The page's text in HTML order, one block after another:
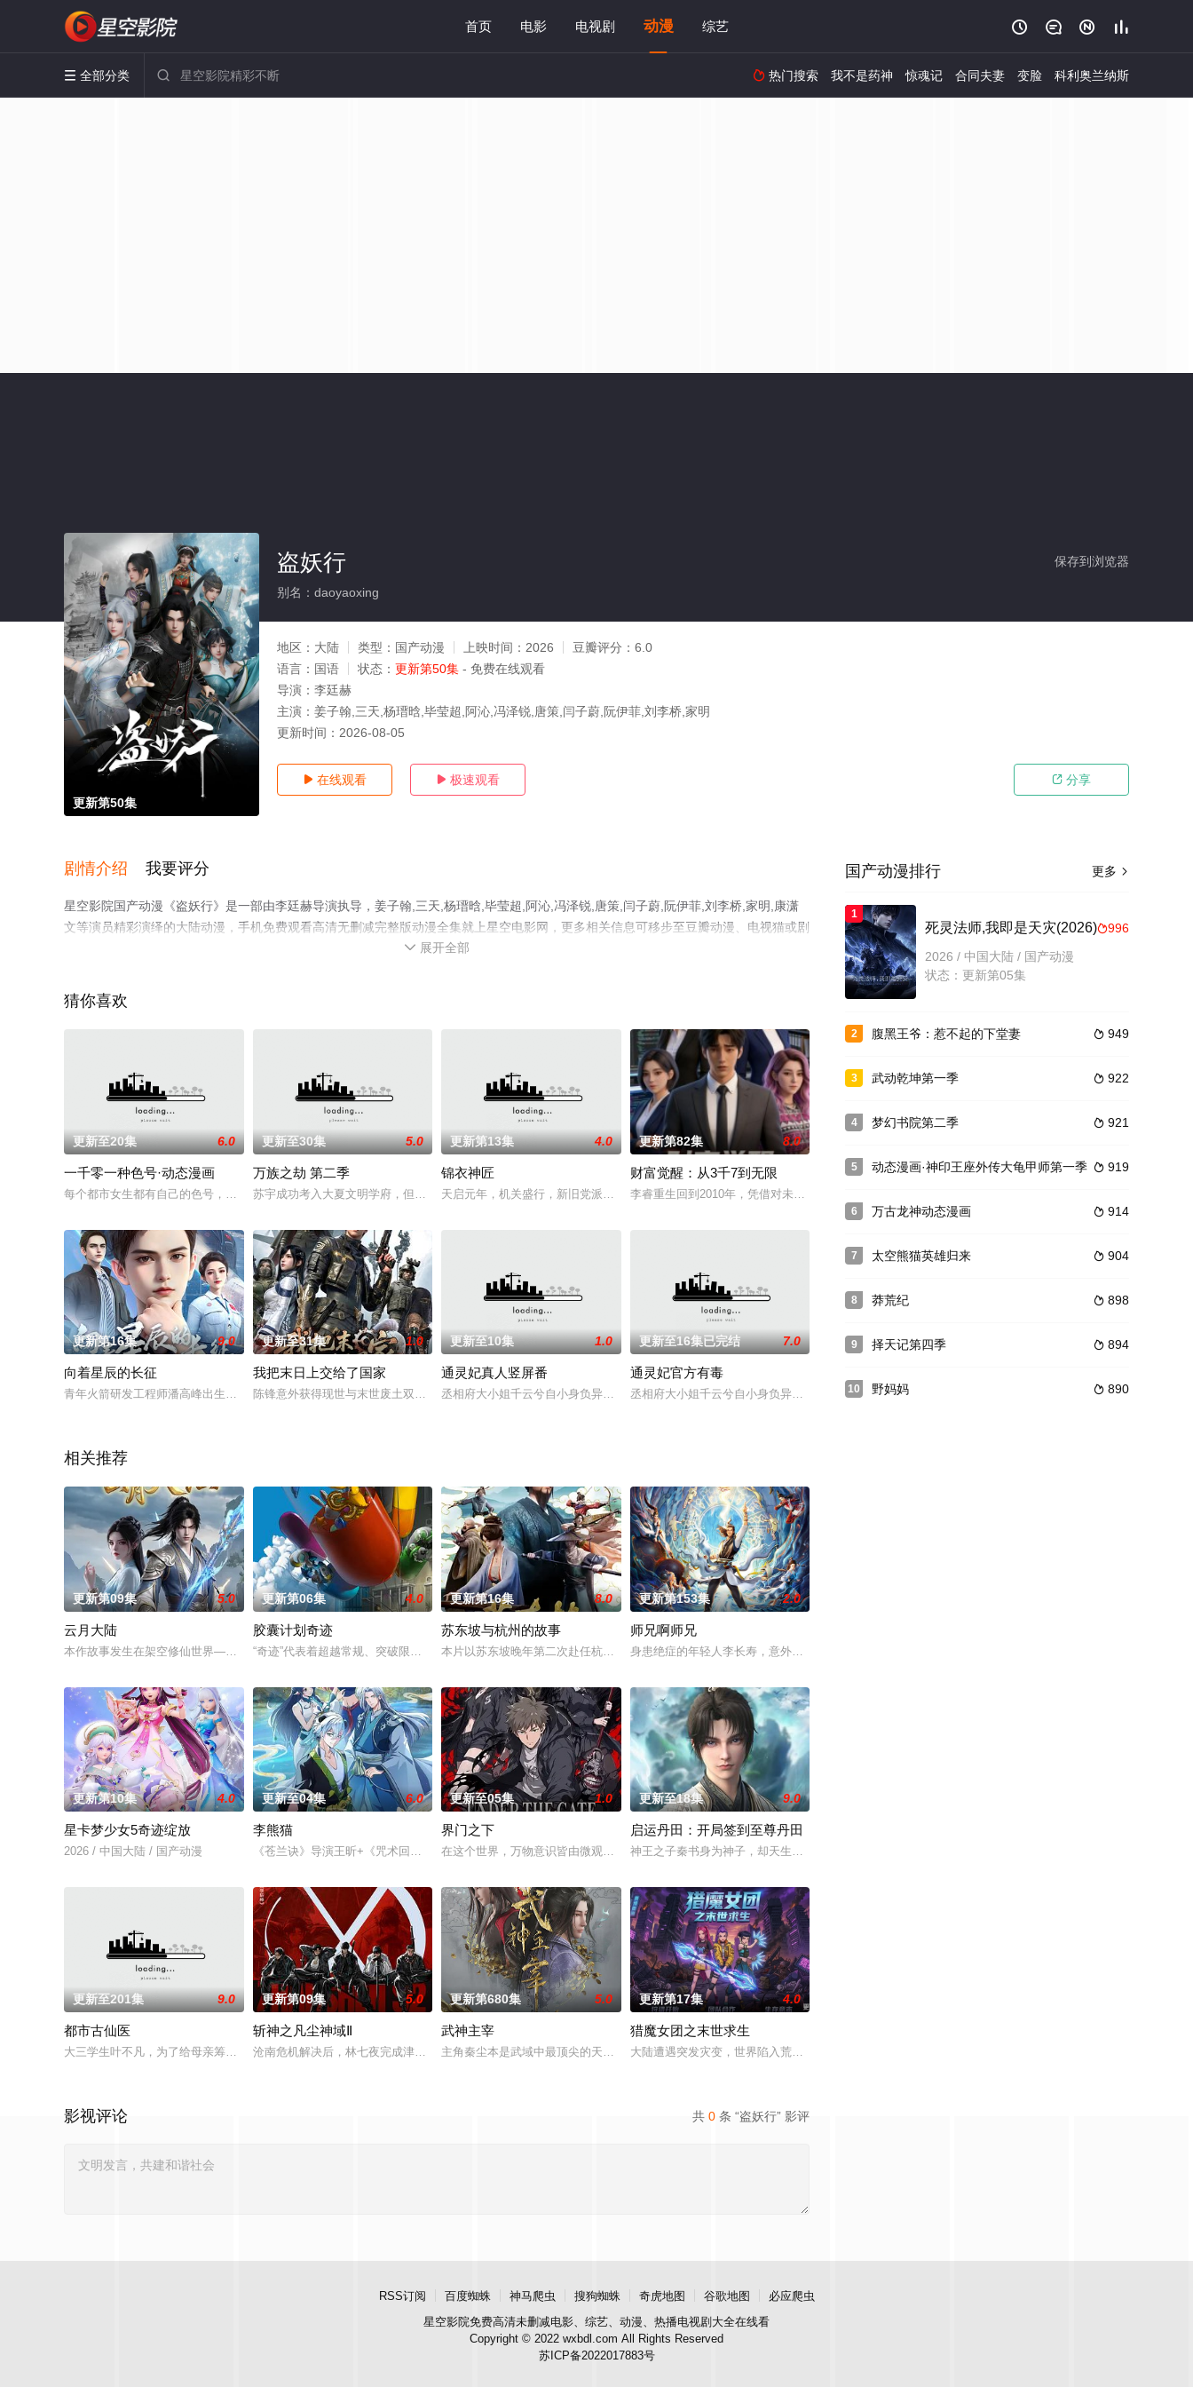
首页 电影 电视剧 动漫 综艺    
 全部分类   热门搜索 我不是药神 惊魂记 合同夫妻 变脸 科利奥兰纳斯
更新第50集
保存到浏览器
盗妖行
别名：daoyaoxing
地区： 大陆 类型： 国产动漫 上映时间： 2026 豆瓣评分： 6.0
语言： 国语 状态： 更新第50集 - 免费在线观看
导演： 李廷赫
主演： 姜子翰,三天,杨瑨晗,毕莹超,阿沁,冯泽锐,唐策,闫子蔚,阮伊菲,刘李桥,家明
更新时间： 2026-08-05
 在线观看  极速观看  分享
剧情介绍 我要评分
星空影院国产动漫《盗妖行》是一部由李廷赫导演执导，姜子翰,三天,杨瑨晗,毕莹超,阿沁,冯泽锐,唐策,闫子蔚,阮伊菲,刘李桥,家明,康潇
文等演员精彩演绎的大陆动漫，手机免费观看高清无删减完整版动漫全集就上星空电影网，更多相关信息可移步至豆瓣动漫、电视猫或剧
 展开全部
猜你喜欢
更新至20集 6.0
一千零一种色号·动态漫画
每个都市女生都有自己的色号，每个色号都有自己的故事。本作品是基于现代都市生活，一个高频更新、表达观点感悟，引发情感共鸣
更新至30集 5.0
万族之劫 第二季
苏宇成功考入大夏文明学府，但研究院的目标竟然与万族图册有惊人的相似！这里面有什么关联吗？少年意气风发，不断绽放着属于他
更新第13集 4.0
锦衣神匠
天启元年，机关盛行，新旧党派，争权谋乱。齐南府秀才沈问，擅木工机巧之术，某日在路上无意间卷入一起皇宫秘宝失窃案，由此结
更新第82集 8.0
财富觉醒：从3千7到无限
李睿重生回到2010年，凭借对未来的预知，他先凭彩票斩获巨奖，开启逆袭之路。在同学会上，他直面拜金前
更新第16集 9.0
向着星辰的长征
青年火箭研发工程师潘高峰出生于1980年代，研究生毕业后进入我国运载火箭的摇篮——航天一院，并有幸成为我国最大推力的运
更新至31集 1.0
我把末日上交给了国家
陈锋意外获得现世与末世废土双向穿越的能力，没有选择独行倒卖，而是带着丧尸样本与基因药剂主动向国家坦白，并当众展示穿越能
更新至10集 1.0
通灵妃真人竖屏番
丞相府大小姐千云兮自小身负异能，被视为不详之人养在灵云山上，16岁这年代替妹妹千云裳嫁入夜王府，传说夜幽冥性情古怪，冷
更新至16集已完结 7.0
通灵妃官方有毒
丞相府大小姐千云兮自小身负异能，被视为不详之人养在灵云山上，16岁这年代替妹妹千云裳嫁入夜王府，传
相关推荐
更新第09集 5.0
云月大陆
本作故事发生在架空修仙世界——云月大陆。 大陆鼎盛时期由浣溪沙、赤霞峰、风吟山庄、无尘岛、轩辕门五大宗门共同守护，仙道
更新第06集 4.0
胶囊计划奇迹
“奇迹”代表着超越常规、突破限制，达到某种非凡成就，往往伴随着一种神秘感，让人们产生敬畏和好奇。这10支故事里，将有怎
更新第16集 8.0
苏东坡与杭州的故事
本片以苏东坡晚年第二次赴任杭州，与老友佛印（一心想将苏东坡渡入佛门）、辽国女粉丝耶律云（原型为高丽使者之子金富轼与金富
更新第153集 2.0
师兄啊师兄
身患绝症的年轻人李长寿，意外重生在封神大战之前的上古时代，成了一个炼气士。为了修得长生不老且能在
更新第10集 4.0
星卡梦少女5奇迹绽放
2026 / 中国大陆 / 国产动漫
更新至04集 6.0
李熊猫
《苍兰诀》导演王昕+《咒术回战》总作监西位辉实，联手打造国风武侠与星际科幻对撞的高燃新番！改编自文舟创作的小说。被妖族
更新至05集 1.0
界门之下
在这个世界，万物意识皆由微观粒?构成，而岚海少年林野天生自带 “招魂” 体质，是“游魂圈”公认的 “人体快捷酒店”，整
更新至18集 9.0
启运丹田：开局签到至尊丹田
神王之子秦书身为神子，却天生凡体凡命，受尽天道界众人部夷厌弃甚至要被夺去神子身份，贬入凡间。直到
更新至201集 9.0
都市古仙医
大三学生叶不凡，为了给母亲筹集医药费碰瓷，不料遇到不按套路出牌的女司机，被撞之后的叶不凡无意中穿越到幻境，获得了古医门
更新第09集 5.0
斩神之凡尘神域Ⅱ
沧南危机解决后，林七夜完成津南山为期一年的守夜人集训考核，成为了正式的守夜人后，重回136小队，与伙伴再度开启一场与古
更新第680集 5.0
武神主宰
主角秦尘本是武域中最顶尖的天才强者，却遭歹人暗算，陨落大陆禁地死亡峡谷。必死无疑的秦尘，却意外触发神秘古剑的力量……
更新第17集 4.0
猎魔女团之末世求生
大陆遭遇突发灾变，世界陷入荒芜危机，四处出现作乱的暗影生灵。四位勇敢正义的猎魔女携手并肩，在危机
共 0 条 “盗妖行” 影评
影视评论
更多 
国产动漫排行
1
996
死灵法师,我即是天灾(2026)
2026 / 中国大陆 / 国产动漫
状态：更新第05集
2  949
腹黑王爷：惹不起的下堂妻
3  922
武动乾坤第一季
4  921
梦幻书院第二季
5  919
动态漫画·神印王座外传大龟甲师第一季
6  914
万古龙神动态漫画
7  904
太空熊猫英雄归来
8  898
莽荒纪
9  894
择天记第四季
10  890
野妈妈
RSS订阅 百度蜘蛛 神马爬虫 搜狗蜘蛛 奇虎地图 谷歌地图
必应爬虫
星空影院免费高清未删减电影、综艺、动漫、热播电视剧大全在线看
Copyright © 2022 wxbdl.com All Rights Reserved
苏ICP备2022017883号